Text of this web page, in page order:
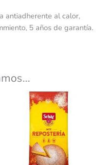
antiadherente al calor,
5 años de garantía.